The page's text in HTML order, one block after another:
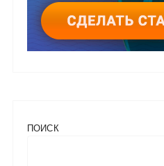
ПОИСК